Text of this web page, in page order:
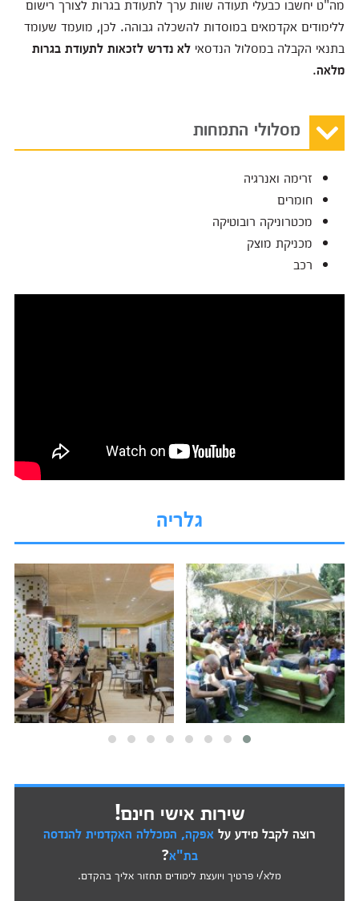
מה"ט יחשבו כבעלי תעודה שוות ערך לתעודת בגרות לצורך רישום
ללימודים אקדמאים במוסדות להשכלה גבוהה. לכן, מועמד שעומד
בתנאי הקבלה במסלול הנדסאי לא נדרש לזכאות לתעודת בגרות
מלאה.
מסלולי התמחות
זרימה ואנרגיה
חומרים
מכטרוניקה רובוטיקה
מכניקת מוצק
רכב
גלריה
שירות אישי חינם!
רוצה לקבל מידע על אפקה, המכללה האקדמית להנדסה
בת"א?
מלא/י פרטיך ויועצת לימודים תחזור אליך בהקדם.